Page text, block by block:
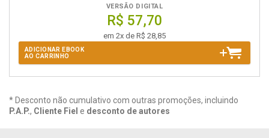
VERSÃO DIGITAL
R$ 57,70
em 2x de R$ 28,85
ADICIONAR EBOOK
AO CARRINHO
* Desconto não cumulativo com outras promoções, incluindo
P.A.P., Cliente Fiel e desconto de autores